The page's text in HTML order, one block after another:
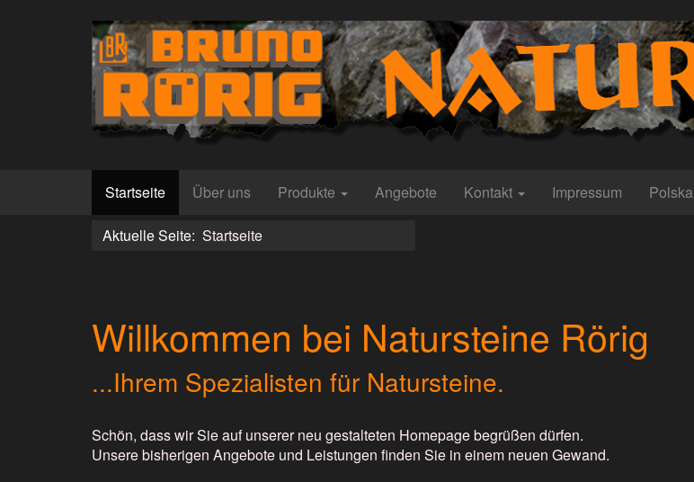
Startseite Über uns Produkte Angebote Kontakt Impressum Polska
Aktuelle Seite: Startseite
Willkommen bei Natursteine Rörig
...Ihrem Spezialisten für Natursteine.
Schön, dass wir Sie auf unserer neu gestalteten Homepage begrüßen dürfen.
Unsere bisherigen Angebote und Leistungen finden Sie in einem neuen Gewand.